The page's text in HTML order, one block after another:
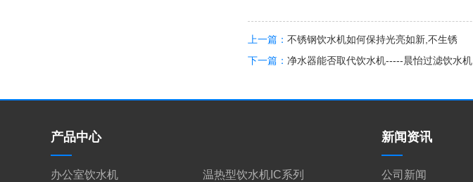
上一篇： 不锈钢饮水机如何保持光亮如新,不生锈
下一篇： 净水器能否取代饮水机-----晨怡过滤饮水机
产品中心
办公室饮水机 温热型饮水机IC系列
新闻资讯
公司新闻